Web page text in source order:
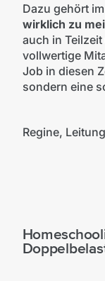
Dazu gehört
wirklich zu
auch in
vollwertige
Job in diesen
sondern eine
Regine,